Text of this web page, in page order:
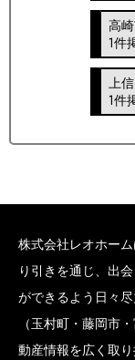
高
1件
上
1件
株式会社レオホー
り引きを通じ、出
ができるよう日々
（玉村町・藤岡市
動産情報を広く取